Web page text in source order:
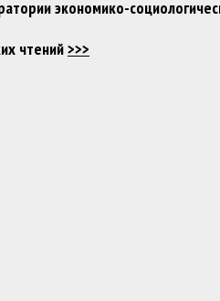
экономико-
чтений>>>